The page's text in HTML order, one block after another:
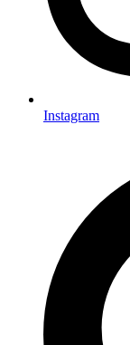
Instagram